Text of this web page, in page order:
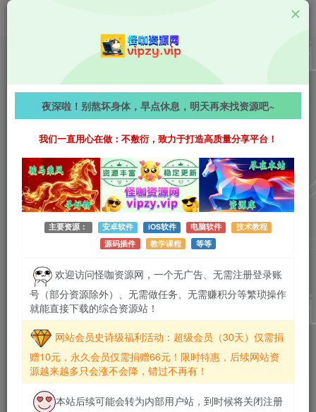
AI Photo Enhancer v1.4.1.118 解锁高级版，AI一键修
复模糊老照片，图片视频画质增强提升惊艳！
1083字 阅读时长约6分钟 2026-07-03 更新
作者：怪咖
热度：42
0条评论 作者已发布3745篇文章
夜深啦！别熬坏身体，早点休息，明天再来找资源吧~
我们一直用心在做：不敷衍，致力于打造高质量分享平台！
主要资源： 安卓软件 iOS软件 电脑软件
技术教程
源码插件
教学课程 等等
欢迎访问怪咖资源网，一个无广告、无需注册登录账
号（部分资源除外）、无需做任务、无需赚积分等繁琐操作
就能直接下载的综合资源站！
网站会员史诗级福利活动：超级会员（30天）仅需捐
赠10元，永久会员仅需捐赠66元！限时特惠，后续网站资
源越来越多只会涨不会降，错过不再有！
本站后续可能会转为内部用户站，到时候将关闭注册